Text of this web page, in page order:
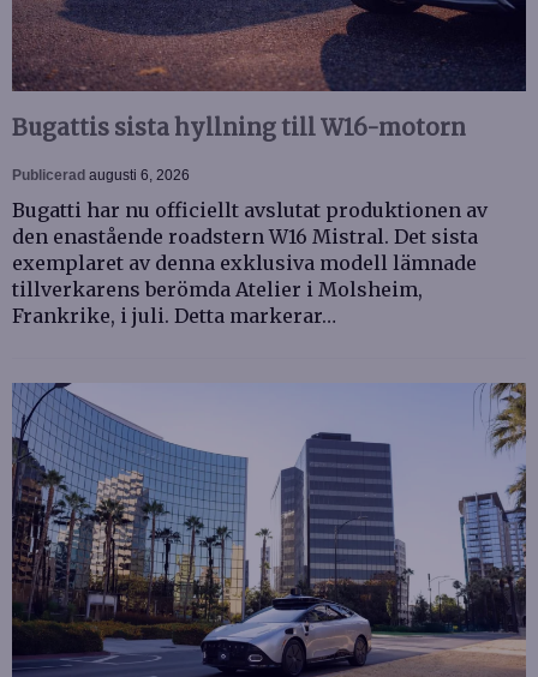
Bugattis sista hyllning till W16-motorn
Publicerad augusti 6, 2026
Bugatti har nu officiellt avslutat produktionen av
den enastående roadstern W16 Mistral. Det sista
exemplaret av denna exklusiva modell lämnade
tillverkarens berömda Atelier i Molsheim,
Frankrike, i juli. Detta markerar…